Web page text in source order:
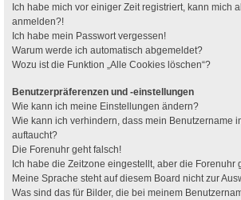
Ich habe mich vor einiger Zeit registriert, kann mich
anmelden?!
Ich habe mein Passwort vergessen!
Warum werde ich automatisch abgemeldet?
Wozu ist die Funktion „Alle Cookies löschen“?
Benutzerpräferenzen und -einstellungen
Wie kann ich meine Einstellungen ändern?
Wie kann ich verhindern, dass mein Benutzername
auftaucht?
Die Forenuhr geht falsch!
Ich habe die Zeitzone eingestellt, aber die Forenuhr
Meine Sprache steht auf diesem Board nicht zur
Was sind das für Bilder, die bei meinem